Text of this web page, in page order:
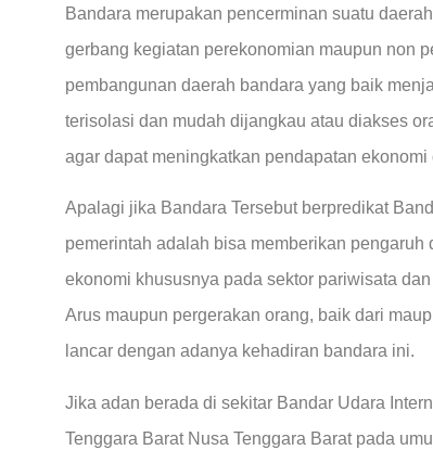
Bandara merupakan pencerminan suatu
gerbang kegiatan perekonomian maupun non
pembangunan daerah bandara yang baik
terisolasi dan mudah dijangkau atau diakses
agar dapat meningkatkan pendapatan ekonomi
Apalagi jika Bandara Tersebut berpredikat
pemerintah adalah bisa memberikan
ekonomi khususnya pada sektor pariwisata
Arus maupun pergerakan orang, baik dari
lancar dengan adanya kehadiran bandara ini.
Jika adan berada di sekitar Bandar Udara
Tenggara Barat Nusa Tenggara Barat pada